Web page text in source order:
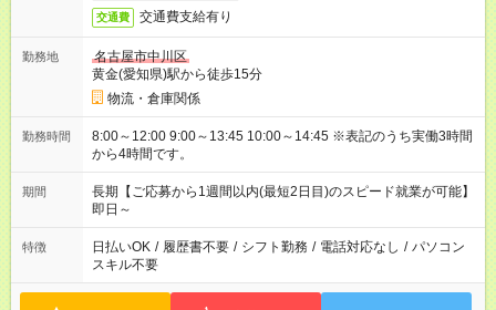
交通費 交通費支給有り
勤務地
名古屋市中川区
黄金(愛知県)駅から徒歩15分
物流・倉庫関係
勤務時間
8:00～12:00 9:00～13:45 10:00～14:45 ※表記のうち実働3時間
から4時間です。
期間
長期【ご応募から1週間以内(最短2日目)のスピード就業が可能】
即日～
特徴 日払いOK / 履歴書不要 / シフト勤務 / 電話対応なし / パソコン
スキル不要